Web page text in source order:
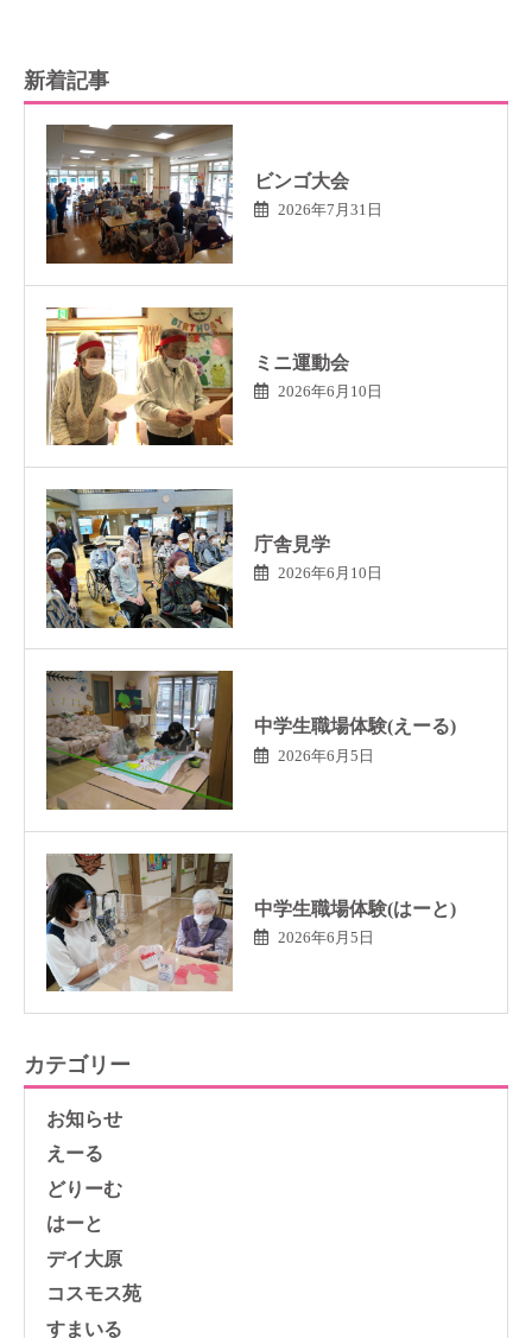
新着記事
ビンゴ大会
2026年7月31日
ミニ運動会
2026年6月10日
庁舎見学
2026年6月10日
中学生職場体験(えーる)
2026年6月5日
中学生職場体験(はーと)
2026年6月5日
カテゴリー
お知らせ
えーる
どりーむ
はーと
デイ大原
コスモス苑
すまいる